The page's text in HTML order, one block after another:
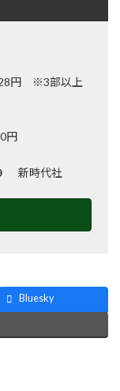
円 ※3部以上
円
新時代社
Bluesky